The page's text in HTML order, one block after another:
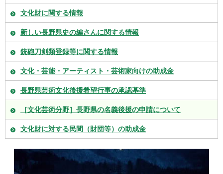
文化財に関する情報
新しい長野県史の編さんに関する情報
銃砲刀剣類登録等に関する情報
文化・芸能・アーティスト・芸術家向けの助成金
長野県芸術文化後援希望行事の承認基準
［文化芸術分野］長野県の名義後援の申請について
文化財に対する民間（財団等）の助成金